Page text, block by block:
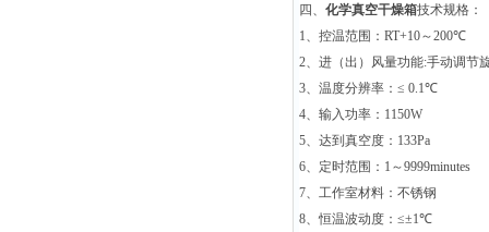
四、 化学真空干燥箱技术规格：
1、控温范围： RT+10～200℃
2、进（出）风量功能:手动调节
3、温度分辨率：≤ 0.1℃
4、输入功率： 1150W
5、达到真空度： 133Pa
6、定时范围： 1 ～9999minutes
7、工作室材料：不锈钢
8、恒温波动度：≤±1℃